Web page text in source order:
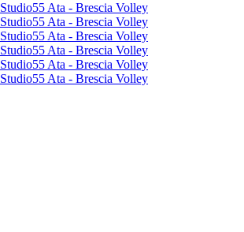
Studio55 Ata - Brescia Volley
Studio55 Ata - Brescia Volley
Studio55 Ata - Brescia Volley
Studio55 Ata - Brescia Volley
Studio55 Ata - Brescia Volley
Studio55 Ata - Brescia Volley